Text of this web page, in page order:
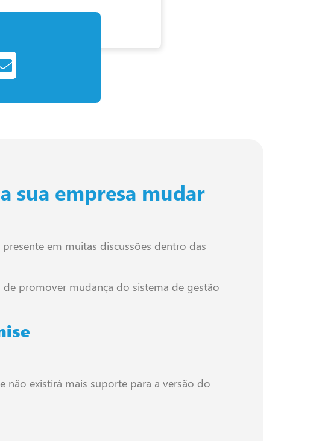
sua empresa mudar
em muitas discussões dentro das
promover mudança do sistema de gestão
não existirá mais suporte para a versão do